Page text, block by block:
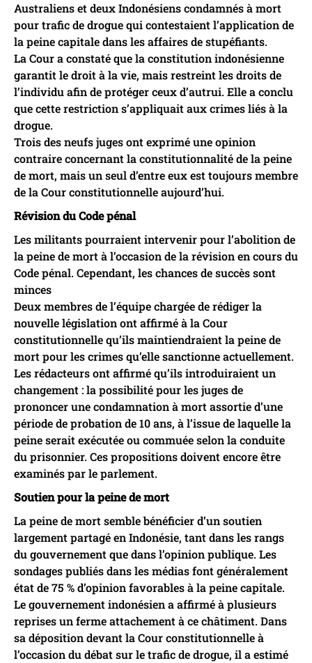
Australiens et deux Indonésiens condamnés à mort
pour trafic de drogue qui contestaient l’application de
la peine capitale dans les affaires de stupéfiants.
La Cour a constaté que la constitution indonésienne
garantit le droit à la vie, mais restreint les droits de
l’individu afin de protéger ceux d’autrui. Elle a conclu
que cette restriction s’appliquait aux crimes liés à la
drogue.
Trois des neufs juges ont exprimé une opinion
contraire concernant la constitutionnalité de la peine
de mort, mais un seul d’entre eux est toujours membre
de la Cour constitutionnelle aujourd’hui.
Révision du Code pénal
Les militants pourraient intervenir pour l’abolition de
la peine de mort à l’occasion de la révision en cours du
Code pénal. Cependant, les chances de succès sont
minces
Deux membres de l’équipe chargée de rédiger la
nouvelle législation ont affirmé à la Cour
constitutionnelle qu’ils maintiendraient la peine de
mort pour les crimes qu’elle sanctionne actuellement.
Les rédacteurs ont affirmé qu’ils introduiraient un
changement : la possibilité pour les juges de
prononcer une condamnation à mort assortie d’une
période de probation de 10 ans, à l’issue de laquelle la
peine serait exécutée ou commuée selon la conduite
du prisonnier. Ces propositions doivent encore être
examinés par le parlement.
Soutien pour la peine de mort
La peine de mort semble bénéficier d’un soutien
largement partagé en Indonésie, tant dans les rangs
du gouvernement que dans l’opinion publique. Les
sondages publiés dans les médias font généralement
état de 75 % d’opinion favorables à la peine capitale.
Le gouvernement indonésien a affirmé à plusieurs
reprises un ferme attachement à ce châtiment. Dans
sa déposition devant la Cour constitutionnelle à
l’occasion du débat sur le trafic de drogue, il a estimé